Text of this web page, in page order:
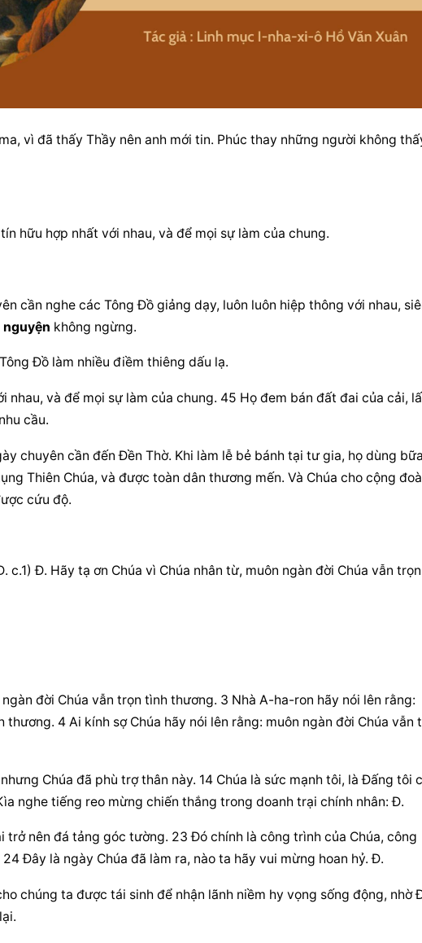
vì đã thấy Thầy nên anh mới tin. Phúc thay những người không
hữu hợp nhất với nhau, và để mọi sự làm của chung.
cần nghe các Tông Đồ giảng dạy, luôn luôn hiệp thông với nhau,
nguyện không ngừng.
Đồ làm nhiều điềm thiêng dấu lạ.
nhau, và để mọi sự làm của chung. 45 Họ đem bán đất đai của cải,
cầu.
chuyên cần đến Đền Thờ. Khi làm lễ bẻ bánh tại tư gia, họ dùng bữa
Thiên Chúa, và được toàn dân thương mến. Và Chúa cho cộng
cứu độ.
c.1) Đ. Hãy tạ ơn Chúa vì Chúa nhân từ, muôn ngàn đời Chúa vẫn trọn
đời Chúa vẫn trọn tình thương. 3 Nhà A-ha-ron hãy nói lên rằng:
thương. 4 Ai kính sợ Chúa hãy nói lên rằng: muôn ngàn đời Chúa vẫn
Chúa đã phù trợ thân này. 14 Chúa là sức mạnh tôi, là Đấng tôi
nghe tiếng reo mừng chiến thắng trong doanh trại chính nhân: Đ.
trở nên đá tảng góc tường. 23 Đó chính là công trình của Chúa, công
Đây là ngày Chúa đã làm ra, nào ta hãy vui mừng hoan hỷ. Đ.
chúng ta được tái sinh để nhận lãnh niềm hy vọng sống động, nhờ